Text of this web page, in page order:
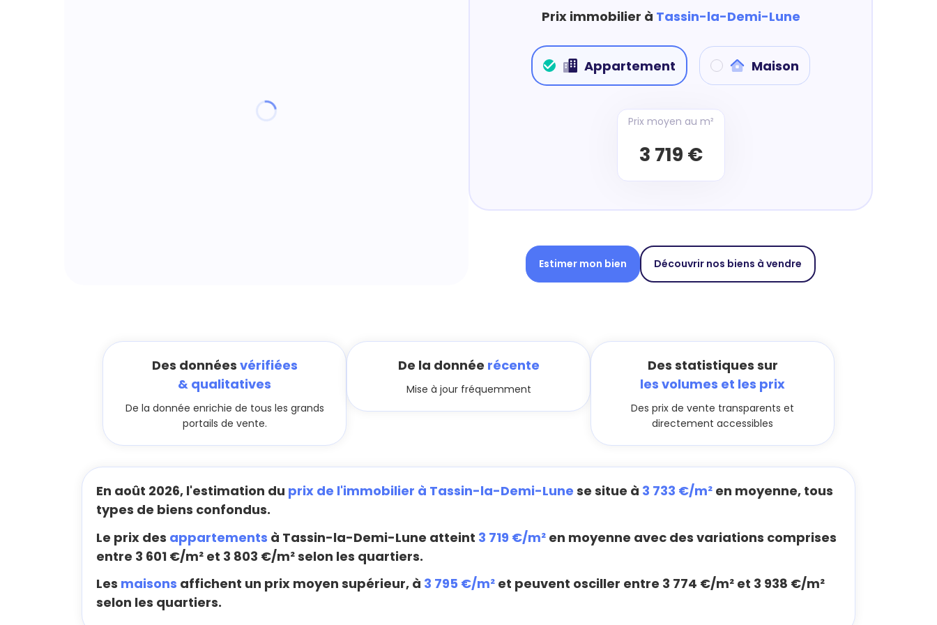
Prix immobilier à Tassin-la-Demi-Lune
Appartement Maison
Prix moyen au m²
3 719 €
Estimer mon bien Découvrir nos biens à vendre
Des données vérifiées
& qualitatives
De la donnée enrichie de tous les grands
portails de vente.
De la donnée récente
Mise à jour fréquemment
Des statistiques sur
les volumes et les prix
Des prix de vente transparents et
directement accessibles
En août 2026, l'estimation du prix de l'immobilier à Tassin-la-Demi-Lune se situe à 3 733 €/m² en moyenne, tous
types de biens confondus.
Le prix des appartements à Tassin-la-Demi-Lune atteint 3 719 €/m² en moyenne avec des variations comprises
entre 3 601 €/m² et 3 803 €/m² selon les quartiers.
Les maisons affichent un prix moyen supérieur, à 3 795 €/m² et peuvent osciller entre 3 774 €/m² et 3 938 €/m²
selon les quartiers.